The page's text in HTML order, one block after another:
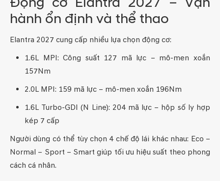
hành ổn định và thể thao
Elantra 2027 cung cấp nhiều lựa chọn động cơ:
1.6L MPI: Công suất 127 mã lực – mô-men xoắn
157Nm
2.0L MPI: 159 mã lực – mô-men xoắn 196Nm
1.6L Turbo-GDI (N Line): 204 mã lực – hộp số ly hợp
kép 7 cấp
Người dùng có thể tùy chọn 4 chế độ lái khác nhau: Eco –
Normal – Sport – Smart giúp tối ưu hiệu suất theo phong
cách cá nhân.